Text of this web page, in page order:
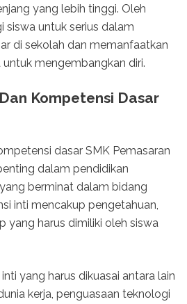
yang lebih tinggi. Oleh
siswa untuk serius dalam
di sekolah dan memanfaatkan
mengembangkan diri.
Kompetensi Dasar
dasar SMK Pemasaran
dalam pendidikan
berminat dalam bidang
inti mencakup pengetahuan,
yang harus dimiliki oleh siswa
yang harus dikuasai antara lain
kerja, penguasaan teknologi